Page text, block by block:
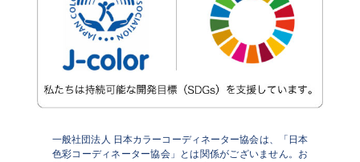
一般社団法人 日本カラーコーディネーター協会は、「日本
色彩コーディネーター協会」とは関係がございません。お